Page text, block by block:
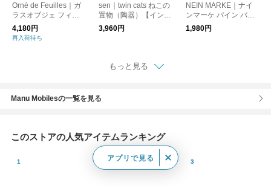
Orné de Feuilles｜ガ
ラスオブジェ フィッ
シュ
4,180円
再入荷待ち
sen｜twin cats ねこの
置物（陶器）【インテ
リア】【プレゼント】
【猫グッズ・オブジ
3,960円
NEIN MARKE｜ナイ
ンマーケ パイン バー
ドオブジェ 2個セット
1,980円
もっと見る
Manu Mobilesの一覧を見る
このストアの人気アイテムランキング
アプリで見る